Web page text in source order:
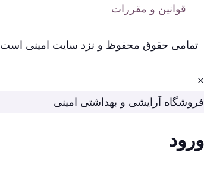
قوانین و مقررات
تمامی حقوق محفوظ و نزد سایت امینی است
×
فروشگاه آرایشی و بهداشتی امینی
ورود